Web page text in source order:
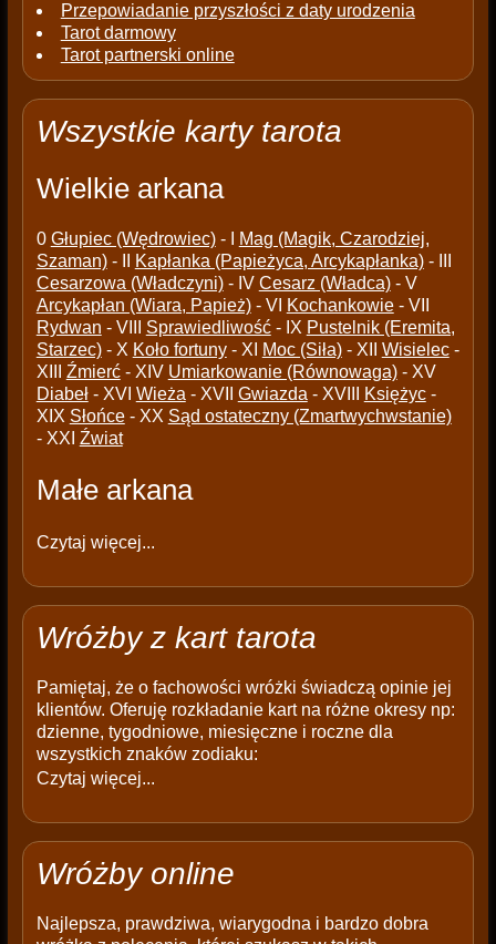
Przepowiadanie przyszłości z daty urodzenia
Tarot darmowy
Tarot partnerski online
Wszystkie karty tarota
Wielkie arkana
0 Głupiec (Wędrowiec)- I
Mag (Magik, Czarodziej,
Szaman)- II Kapłanka (Papieżyca, Arcykapłanka)- III
Cesarzowa (Władczyni)- IV Cesarz (Władca)- V
Arcykapłan (Wiara, Papież)- VI Kochankowie- VII
Rydwan - VIII Sprawiedliwość- IX Pustelnik (Eremita,
Starzec)- X Koło fortuny- XI Moc (Siła)- XII Wisielec-
XIII Źmierć- XIV Umiarkowanie (Równowaga)- XV
Diabeł- XVI Wieża - XVII Gwiazda - XVIII Księżyc-
XIX Słońce- XX Sąd ostateczny (Zmartwychwstanie)
- XXI Źwiat
Małe arkana
Czytaj więcej...
Wróżby z kart tarota
Pamiętaj, że o fachowości wróżki świadczą opinie jej
klientów. Oferuję rozkładanie kart na różne okresy np:
dzienne, tygodniowe, miesięczne i roczne dla
wszystkich znaków zodiaku:
Czytaj więcej...
Wróżby online
Najlepsza, prawdziwa, wiarygodna i bardzo dobra